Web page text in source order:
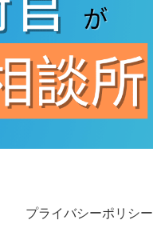
プライバシーポリシー